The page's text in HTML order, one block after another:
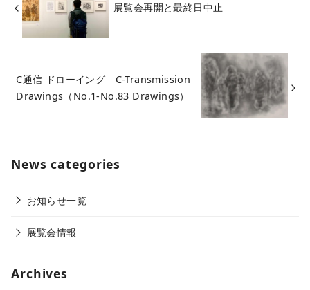
展覧会再開と最終日中止
C通信 ドローイング C-Transmission
Drawings（No.1-No.83 Drawings）
News categories
お知らせ一覧
展覧会情報
Archives